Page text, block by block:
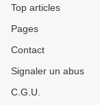
Top articles
Pages
Contact
Signaler un abus
C.G.U.